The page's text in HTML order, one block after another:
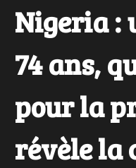
Nigeria :
74 ans,
pour la
révèle la